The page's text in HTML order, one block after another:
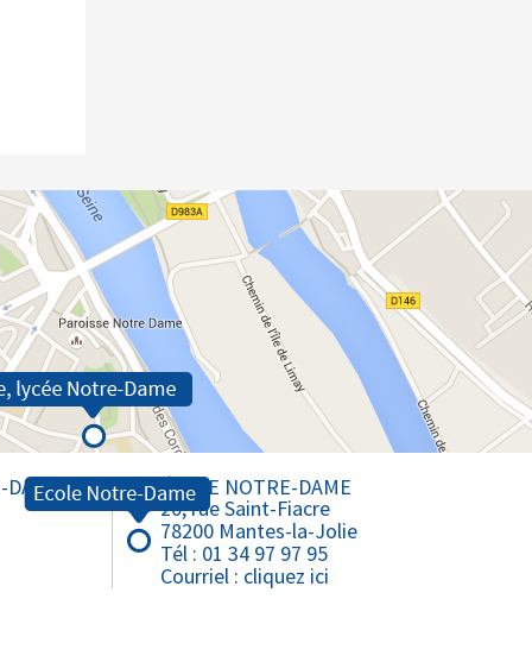
DAME ÉCOLE NOTRE-DAME
20, rue Saint-Fiacre
78200 Mantes-la-Jolie
Tél : 01 34 97 97 95
Courriel : cliquez ici